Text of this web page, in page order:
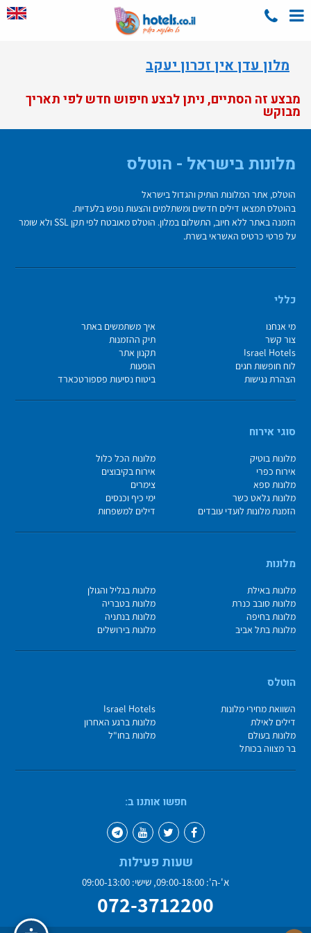
מלון עדן אין זכרון יעקב
מבצע זה הסתיים, ניתן לבצע חיפוש חדש לפי תאריך
מבוקש
מלונות בישראל - הוטלס
הוטלס, אתר המלונות הותיק והגדול בישראל
בהוטלס תמצאו דילים חדשים ומשתלמים והצעות נופש בלעדיות.
הזמנה באתר ללא חיוב, התשלום במלון. הוטלס מאובטח לפי תקן SSL ולא שומר
על פרטי כרטיס האשראי בשרת.
כללי
מי אנחנו
איך משתמשים באתר
צור קשר
תיק ההזמנות
Israel Hotels
תקנון אתר
לוח חופשות חגים
הופעות
הצהרת נגישות
ביטוח נסיעות פספורטכארד
סוגי אירוח
מלונות בוטיק
מלונות הכל כלול
אירוח כפרי
אירוח בקיבוצים
מלונות ספא
צימרים
מלונות גלאט כשר
ימי כיף וכנסים
הזמנת מלונות לועדי עובדים
דילים למשפחות
מלונות
מלונות באילת
מלונות בגליל והגולן
מלונות סובב כנרת
מלונות בטבריה
מלונות בחיפה
מלונות בנתניה
מלונות בתל אביב
מלונות בירושלים
הוטלס
השוואת מחירי מלונות
Israel Hotels
דילים לאילת
מלונות ברגע האחרון
מלונות בעולם
מלונות בחו"ל
בר מצווה בכותל
חפשו אותנו ב:
שעות פעילות
א'-ה': 09:00-18:00, שישי: 09:00-13:00
072-3712200